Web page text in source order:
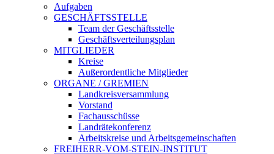
Aufgaben
GESCHÄFTSSTELLE
Team der Geschäftsstelle
Geschäftsverteilungsplan
MITGLIEDER
Kreise
Außerordentliche Mitglieder
ORGANE / GREMIEN
Landkreisversammlung
Vorstand
Fachausschüsse
Landrätekonferenz
Arbeitskreise und Arbeitsgemeinschaften
FREIHERR-VOM-STEIN-INSTITUT